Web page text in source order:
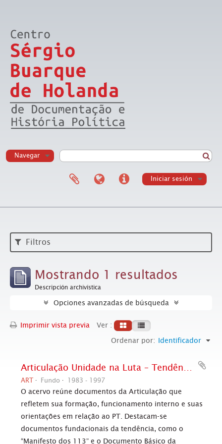
Navegar
Iniciar sesión
Filtros
Mostrando 1 resultados
Descripción archivística
Opciones avanzadas de búsqueda
Imprimir vista previa
Ver :
Ordenar por: Identificador
Articulação Unidade na Luta – Tendência Interna do PT
ART Fundo 1983 - 1997
O acervo reúne documentos da Articulação que
refletem sua formação, funcionamento interno e suas
orientações em relação ao PT. Destacam-se
documentos fundacionais da tendência, como o
“Manifesto dos 113” e o Documento Básico da